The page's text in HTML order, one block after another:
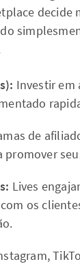
decide
Investir em
de
promover
Lives
os